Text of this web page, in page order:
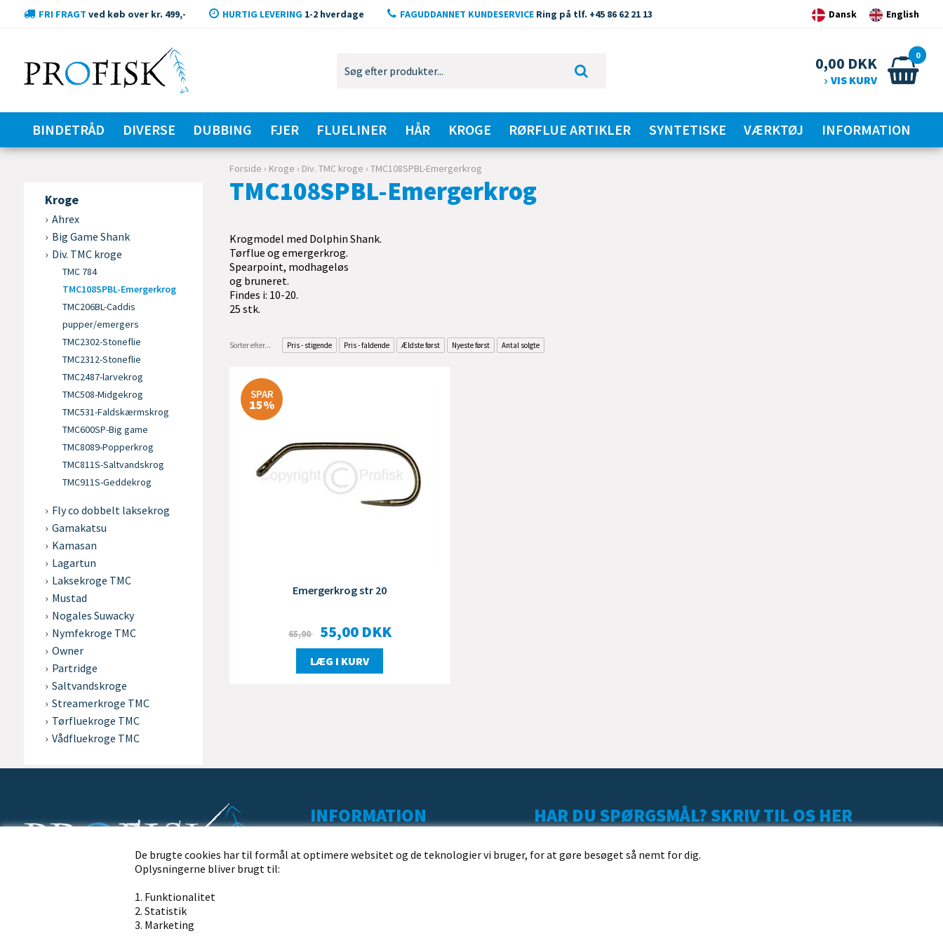
De brugte cookies har til formål at optimere websitet og de teknologier vi bruger, for at gøre besøget så nemt for dig.
Oplysningerne bliver brugt til:
1. Funktionalitet
2. Statistik
3. Marketing
FRI FRAGT ved køb over kr. 499,- HURTIG LEVERING1-2 hverdage FAGUDDANNET KUNDESERVICERing på tlf. +45 86 62 21 13 Dansk English
0
0,00 DKK
VIS KURV
BINDETRÅD DIVERSE DUBBING FJER FLUELINER HÅR KROGE RØRFLUE ARTIKLER SYNTETISKE VÆRKTØJ INFORMATION
Kroge
Ahrex
Big Game Shank
Div. TMC kroge
TMC 784
TMC108SPBL-Emergerkrog
TMC206BL-Caddis
pupper/emergers
TMC2302-Stoneflie
TMC2312-Stoneflie
TMC2487-larvekrog
TMC508-Midgekrog
TMC531-Faldskærmskrog
TMC600SP-Big game
TMC8089-Popperkrog
TMC811S-Saltvandskrog
TMC911S-Geddekrog
Fly co dobbelt laksekrog
Gamakatsu
Kamasan
Lagartun
Laksekroge TMC
Mustad
Nogales Suwacky
Nymfekroge TMC
Owner
Partridge
Saltvandskroge
Streamerkroge TMC
Tørfluekroge TMC
Vådfluekroge TMC
Forside › Kroge › Div. TMC kroge ›TMC108SPBL-Emergerkrog
TMC108SPBL-Emergerkrog
Krogmodel med Dolphin Shank.
Tørflue og emergerkrog.
Spearpoint, modhageløs
og bruneret.
Findes i: 10-20.
25 stk.
Sorter efter... Pris - stigende Pris - faldende Ældste først Nyeste først Antal solgte
SPAR
15%
Emergerkrog str 20
65,00 55,00 DKK
LÆG I KURV
Profisk.dk · Nørremøllevej 109 · 8800 Viborg
Ring til os på telefon
+45 86 62 21 13
INFORMATION
KUNDESERVICE
HAR DU SPØRGSMÅL? SKRIV TIL OS HER